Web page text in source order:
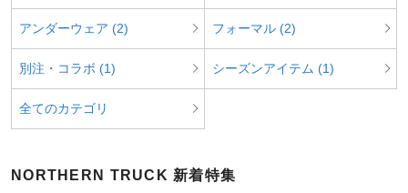
アンダーウェア (2) フォーマル (2)
別注・コラボ (1) シーズンアイテム (1)
全てのカテゴリ
NORTHERN TRUCK 新着特集